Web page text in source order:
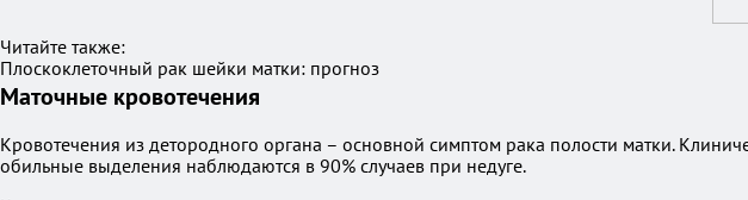
Читайте также:
Плоскоклеточный рак шейки матки: прогноз
Маточные кровотечения
Кровотечения из детородного органа – основной симптом рака полости матки.
обильные выделения наблюдаются в 90% случаев при недуге.